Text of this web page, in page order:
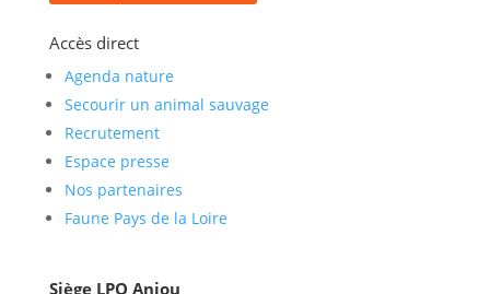
Accès direct
Agenda nature
Secourir un animal sauvage
Recrutement
Espace presse
Nos partenaires
Faune Pays de la Loire
Siège LPO Anjou